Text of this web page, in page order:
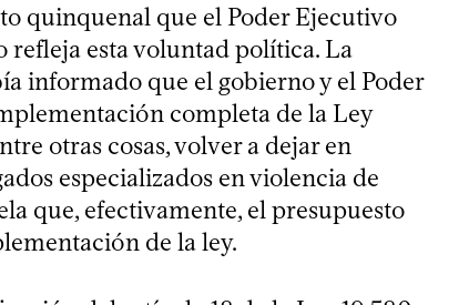
quinquenal que el Poder Ejecutivo
refleja esta voluntad política. La
informado que el gobierno y el Poder
completa de la Ley
otras cosas, volver a dejar en
especializados en violencia de
que, efectivamente, el presupuesto
de la ley.